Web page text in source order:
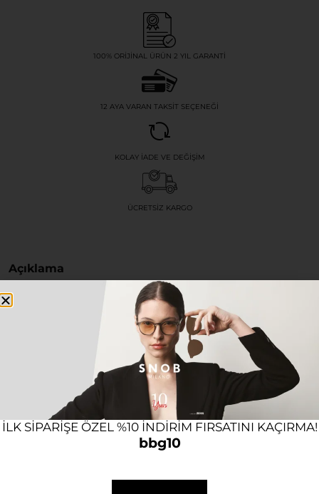
100% ORIJINAL ÜRÜN 2 YIL GARANTI
12 AYA VARAN TAKSIT SEÇENEĞI
KOLAY İADE VE DEĞIŞIM
ÜCRETSIZ KARGO
Açıklama
SPINNAKER SP-5089-01
ERKEK KOL SAATI
Kasa Çapı / Şekli: 44 mm / Yuvarlak
Kasa Materyali / Rengi:Çelik / Metalik Gri
Kordon Materyali / Rengi:Deri / Siyah
ILK SIPARIŞE ÖZEL %10 INDIRIM FIRSATINI KAÇIRMA!
bbg10